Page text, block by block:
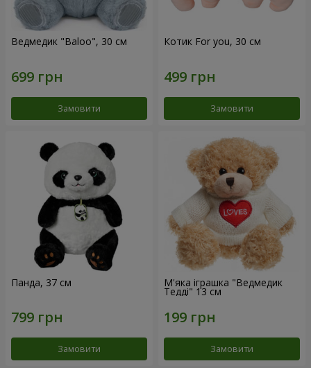
Ведмедик "Baloo", 30 см
Замовити
Котик For you, 30 см
Замовити
Панда, 37 см
Замовити
М'яка іграшка "Ведмедик
Тедді" 13 см
Замовити